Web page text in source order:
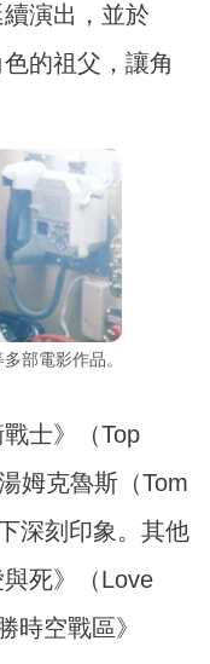
演出，並於
的祖父，讓角
部電影作品。
士》（Top
姆克魯斯（Tom
深刻印象。其他
死》（Love
時空戰區》